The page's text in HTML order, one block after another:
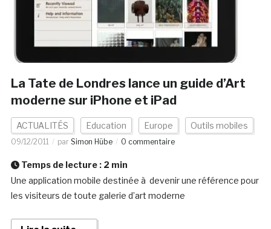
La Tate de Londres lance un guide d’Art
moderne sur iPhone et iPad
ACTUALITÉS Education Europe Outils mobiles
09/12/2011 par Simon Hübe 0 commentaire
Temps de lecture : 2 min
Une application mobile destinée à devenir une référence pour
les visiteurs de toute galerie d’art moderne